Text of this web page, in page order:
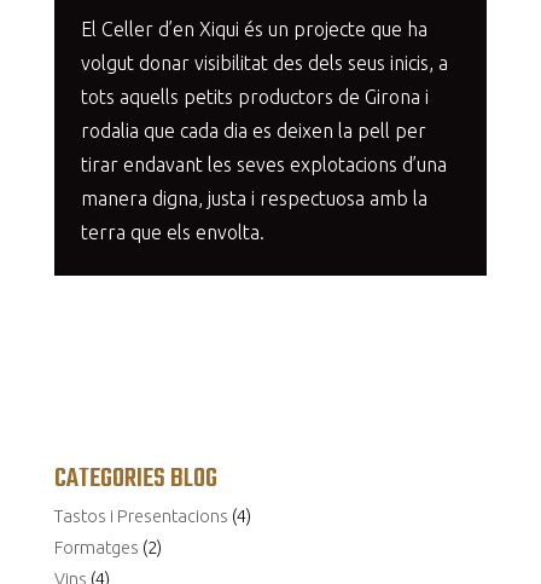
El Celler d’en Xiqui és un projecte que ha
volgut donar visibilitat des dels seus inicis, a
tots aquells petits productors de Girona i
rodalia que cada dia es deixen la pell per
tirar endavant les seves explotacions d’una
manera digna, justa i respectuosa amb la
terra que els envolta.
CATEGORIES BLOG
Tastos i Presentacions (4)
Formatges (2)
Vins (4)